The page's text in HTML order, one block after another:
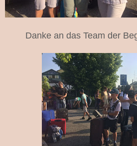
Danke an das Team der